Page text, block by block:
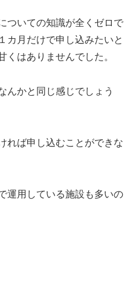
ついての知識が全くゼロで
カ月だけで申し込みたいと
くはありませんでした。
んかと同じ感じでしょう
れば申し込むことができな
運用している施設も多いの